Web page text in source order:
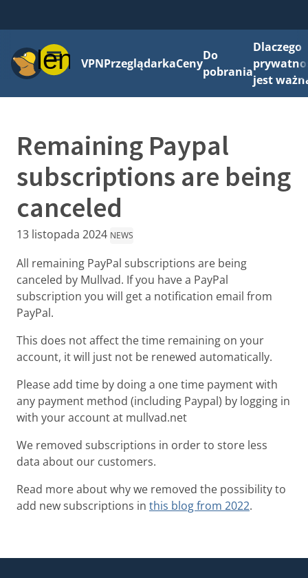
MenuVPNPrzeglądarkaCeny
Do
pobrania
Dlaczego
jest
Remaining Paypal
subscriptions are being
canceled
13 listopada 2024 NEWS
All remaining PayPal subscriptions are being
canceled by Mullvad. If you have a PayPal
subscription you will get a notification email from
PayPal.
This does not affect the time remaining on your
account, it will just not be renewed automatically.
Please add time by doing a one time payment with
any payment method (including Paypal) by logging in
with your account at mullvad.net
We removed subscriptions in order to store less
data about our customers.
Read more about why we removed the possibility to
add new subscriptions in this blog from 2022.